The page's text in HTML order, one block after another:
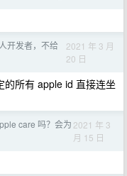
开发者，不给
2021 年 3 月
20 日
的所有 apple id 直接连坐
care 吗？会为 2021 年 3
月 15 日